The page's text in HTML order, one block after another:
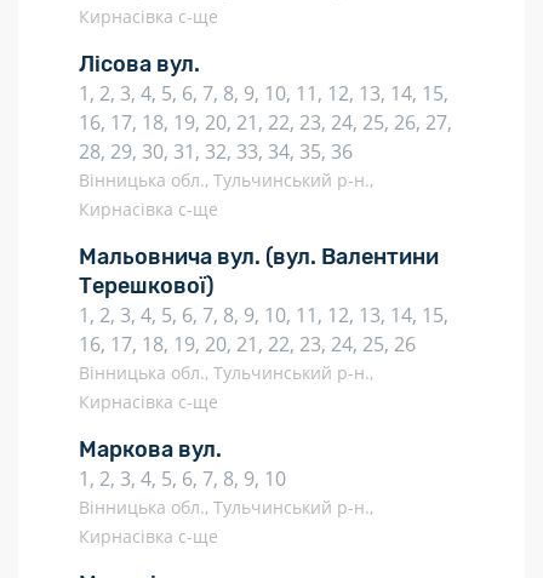
Кирнасівка с-ще
Лісова вул.
1, 2, 3, 4, 5, 6, 7, 8, 9, 10, 11, 12, 13, 14, 15,
16, 17, 18, 19, 20, 21, 22, 23, 24, 25, 26, 27,
28, 29, 30, 31, 32, 33, 34, 35, 36
Вінницька обл., Тульчинський р-н.,
Кирнасівка с-ще
Мальовнича вул. (вул. Валентини
Терешкової)
1, 2, 3, 4, 5, 6, 7, 8, 9, 10, 11, 12, 13, 14, 15,
16, 17, 18, 19, 20, 21, 22, 23, 24, 25, 26
Вінницька обл., Тульчинський р-н.,
Кирнасівка с-ще
Маркова вул.
1, 2, 3, 4, 5, 6, 7, 8, 9, 10
Вінницька обл., Тульчинський р-н.,
Кирнасівка с-ще